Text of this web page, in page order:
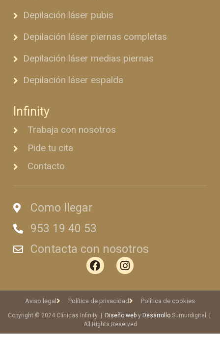
Como llegar
953 19 40 53
Contacta con nosotros
Depilación láser pubis
Depilación láser piernas completas
Depilación láser medias piernas
Depilación láser espalda
Infinity
Trabaja con nosotros
Pide tu cita
Contacto
Copyright © 2024 Clínicas Infinity | Diseño web y Desarrollo Sumurdigital |
All Rights Reserved
Aviso legal Política de privacidad Política de cookies